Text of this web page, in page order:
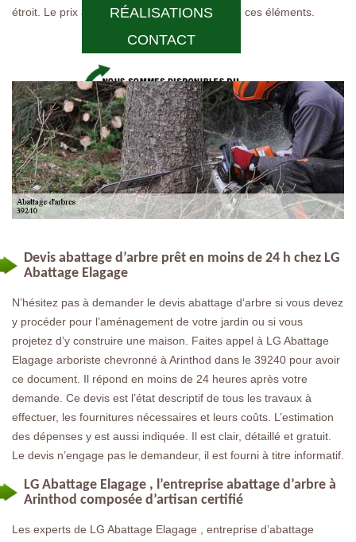
RÉALISATIONS
CONTACT
étroit. Le prix abattage d’arbre est fonction de ces éléments.
Devis abattage d’arbre prêt en moins de 24 h chez LG
Abattage Elagage
N’hésitez pas à demander le devis abattage d’arbre si vous devez
y procéder pour l’aménagement de votre jardin ou si vous
projetez d’y construire une maison. Faites appel à LG Abattage
Elagage arboriste chevronné à Arinthod dans le 39240 pour avoir
ce document. Il répond en moins de 24 heures après votre
demande. Ce devis est l’état descriptif de tous les travaux à
effectuer, les fournitures nécessaires et leurs coûts. L’estimation
des dépenses y est aussi indiquée. Il est clair, détaillé et gratuit.
Le devis n’engage pas le demandeur, il est fourni à titre informatif.
LG Abattage Elagage , l’entreprise abattage d’arbre à
Arinthod composée d’artisan certifié
Les experts de LG Abattage Elagage , entreprise d’abattage